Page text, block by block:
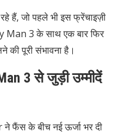
हैं, जो पहले भी इस फ्रेंचाइज़ी
Man 3 के साथ एक बार फिर
की पूरी संभावना है।
3 से जुड़ी उम्मीदें
फैंस के बीच नई ऊर्जा भर दी